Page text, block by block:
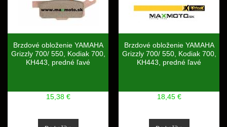
Brzdové obloženie YAMAHA
Grizzly 700/ 550, Kodiak 700,
KH443, predné ľavé
15,38 €
Brzdové obloženie YAMAHA
Grizzly 700/ 550, Kodiak 700,
KH443, predné ľavé
18,45 €